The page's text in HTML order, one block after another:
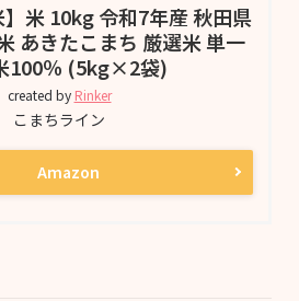
】米 10kg 令和7年産 秋田県
あきたこまち 厳選米 単一
100％ (5kg×2袋)
created by Rinker
こまちライン
Amazon